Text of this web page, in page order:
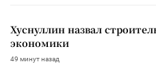
Хуснуллин назвал
экономики
49 минут назад